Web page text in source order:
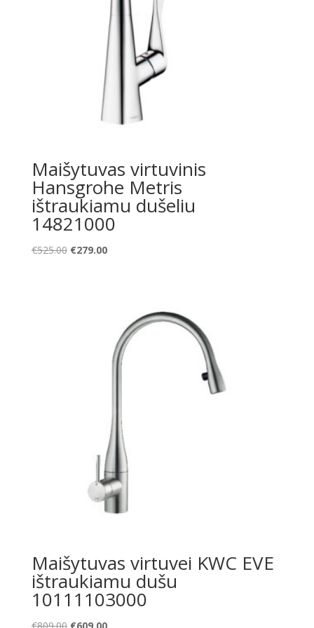
Maišytuvas virtuvinis
Hansgrohe Metris
ištraukiamu dušeliu
14821000
€525.00 Original
€279.00Current
Maišytuvas virtuvei KWC EVE
ištraukiamu dušu
10111103000
Original Current